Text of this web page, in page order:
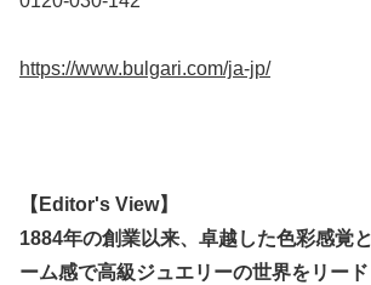
https://www.bulgari.com/ja-jp/
【Editor's View】
1884年の創業以来、卓越した色彩感覚
ーム感で高級ジュエリーの世界をリー